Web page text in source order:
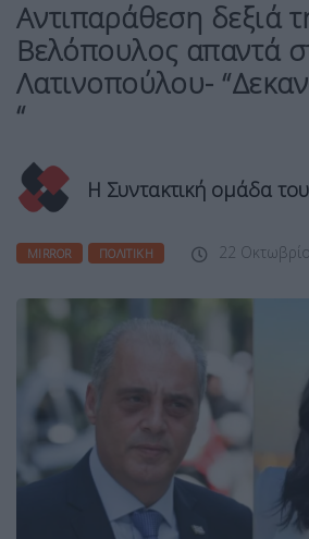
Αντιπαράθεση δεξιά
Βελόπουλος απαντά
Λατινοπούλου-
“
Η Συντακτική ομάδα
MIRROR ΠΟΛΙΤΙΚΉ 22